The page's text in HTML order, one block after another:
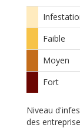
Faible
Moyen
Fort
Niveau
des